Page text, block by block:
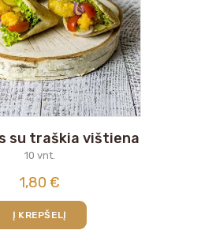
su traškia vištiena
10 vnt.
1,80 €
Į KREPŠELĮ